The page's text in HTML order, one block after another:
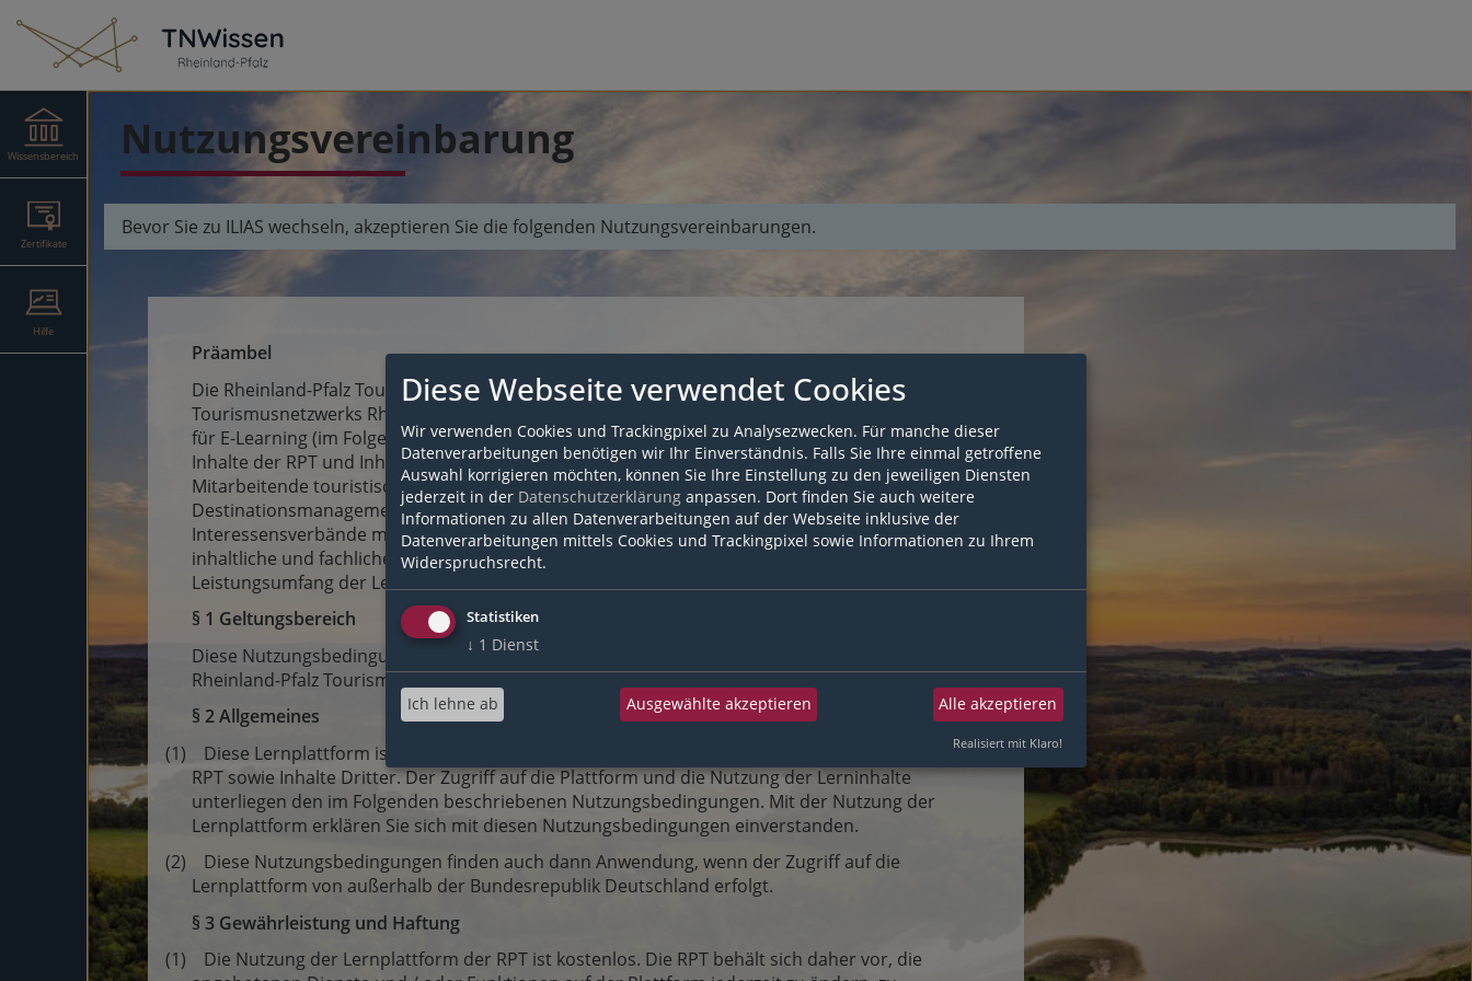
Wissensbereich
Zertifikate
Hilfe
Nutzungsvereinbarung
Bevor Sie zu ILIAS wechseln, akzeptieren Sie die folgenden Nutzungsvereinbarungen.
Präambel
Die Rheinland-Pfalz Tourismus GmbH (im Folgenden „RPT“) betreibt innerhalb des
Tourismusnetzwerks Rheinland-Pfalz unter der Domain
für E-Learning (im Folgenden „Lernplattform“). Die Lernplattform bietet Nutzenden Zugriff auf
Inhalte der RPT und Inhalte Dritter. Das Angebot auf der Lernplattform richtet sich an
Mitarbeitende touristischer Destinationsmarketing- und
Destinationsmanagementorganisationen, touristische Anbieter und Entscheider und
Interessensverbände mit Bezug zum Tourismus. Die Lernplattform ermöglicht Nutzenden eine
inhaltliche und fachliche Weiterbildung in touristischen Themen. Der vollständige
Leistungsumfang der Lernplattform steht nur registrierten Nutzenden zur Verfügung.
§ 1 Geltungsbereich
Diese Nutzungsbedingungen beziehen sich auf die Nutzung der E-Learning-Plattform der
Rheinland-Pfalz Tourismus GmbH.
§ 2 Allgemeines
(1) Diese Lernplattform ist ein Angebot der RPT. Die Lernplattform bietet Zugriff auf Inhalte der
RPT sowie Inhalte Dritter. Der Zugriff auf die Plattform und die Nutzung der Lerninhalte
unterliegen den im Folgenden beschriebenen Nutzungsbedingungen. Mit der Nutzung der
Lernplattform erklären Sie sich mit diesen Nutzungsbedingungen einverstanden.
(2) Diese Nutzungsbedingungen finden auch dann Anwendung, wenn der Zugriff auf die
Lernplattform von außerhalb der Bundesrepublik Deutschland erfolgt.
§ 3 Gewährleistung und Haftung
(1) Die Nutzung der Lernplattform der RPT ist kostenlos. Die RPT behält sich daher vor, die
Diese Webseite verwendet Cookies
Wir verwenden Cookies und Trackingpixel zu Analysezwecken. Für manche dieser
Datenverarbeitungen benötigen wir Ihr Einverständnis. Falls Sie Ihre einmal getroffene
Auswahl korrigieren möchten, können Sie Ihre Einstellung zu den jeweiligen Diensten
jederzeit in der Datenschutzerklärung anpassen. Dort finden Sie auch weitere
Informationen zu allen Datenverarbeitungen auf der Webseite inklusive der
Datenverarbeitungen mittels Cookies und Trackingpixel sowie Informationen zu Ihrem
Widerspruchsrecht.
Statistiken
↓ 1 Dienst
Ich lehne ab Ausgewählte akzeptieren Alle akzeptieren
Realisiert mit Klaro!